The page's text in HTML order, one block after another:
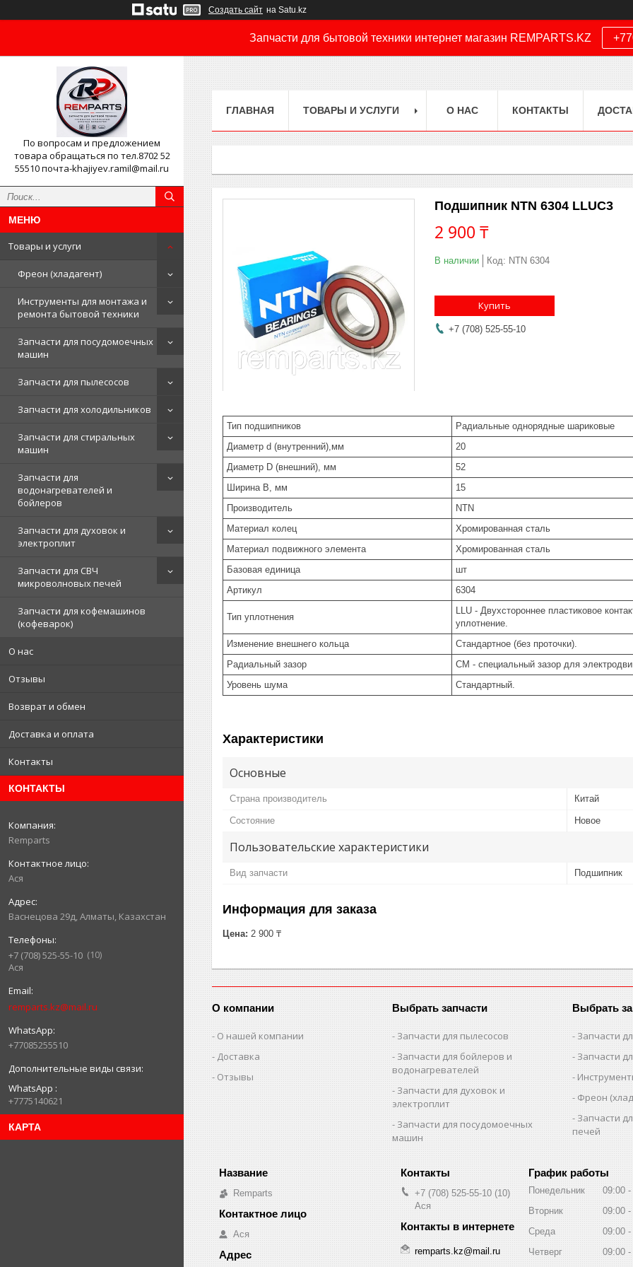
Создать сайт на Satu.kz
Запчасти для бытовой техники интернет магазин REMPARTS.KZ
По вопросам и предложением
товара обращаться по тел.8702 52
55510 почта-khajiyev.ramil@mail.ru
Товары и услуги
Фреон (хладагент)
Инструменты для монтажа и
ремонта бытовой техники
Запчасти для посудомоечных
машин
Запчасти для пылесосов
Запчасти для холодильников
Запчасти для стиральных
машин
Запчасти для
водонагревателей и
бойлеров
Запчасти для духовок и
электроплит
Запчасти для СВЧ
микроволновых печей
Запчасти для кофемашинов
(кофеварок)
О нас
Отзывы
Возврат и обмен
Доставка и оплата
Контакты
КОНТАКТЫ
Remparts
Ася
Васнецова 29д, Алматы, Казахстан
+7 (708) 525-55-10
10
Ася
remparts.kz@mail.ru
+77085255510
WhatsApp
+7775140621
КАРТА
ГЛАВНАЯ ТОВАРЫ И УСЛУГИ О НАС КОНТАКТЫ
Подшипник NTN 6304 LLUC3
2 900 ₸
В наличии Код: NTN 6304
Купить
+7 (708) 525-55-10
Тип подшипников
Радиальные однорядные шариковые
Диаметр d (внутренний),мм
20
Диаметр D (внешний), мм
52
Ширина B, мм
15
Производитель
NTN
Материал колец
Хромированная сталь
Материал подвижного элемента
Хромированная сталь
Базовая единица
шт
Артикул
6304
Тип уплотнения
LLU - Двухстороннее пластиковое
уплотнение.
Изменение внешнего кольца
Стандартное (без проточки).
Радиальный зазор
CM - специальный зазор для
Уровень шума
Стандартный.
Характеристики
Основные
Страна производитель Китай
Состояние Новое
Пользовательские характеристики
Вид запчасти Подшипник
Информация для заказа
Цена: 2 900 ₸
О компании
О нашей компании
Доставка
Отзывы
Выбрать запчасти
Запчасти для пылесосов
Запчасти для бойлеров и
водонагревателей
Запчасти для духовок и
электроплит
Запчасти для посудомоечных
машин
Выбрать
Запчасти
Запчасти
Фреон
Запчасти
печей
Remparts
Ася
+7 (708) 525-55-10 10
Ася
remparts.kz@mail.ru
График работы
Понедельник
09:00
Вторник
09:00
Среда
09:00
Четверг
09:00